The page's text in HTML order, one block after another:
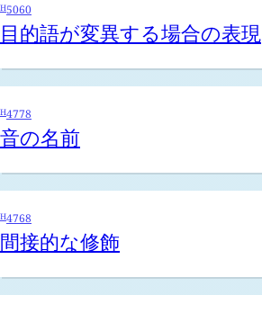
H5060
目的語が変異する場合の表現
H4778
音の名前
H4768
間接的な修飾